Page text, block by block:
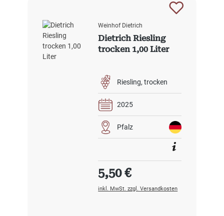
Weinhof Dietrich
Dietrich Riesling
trocken 1,00 Liter
Riesling trocken
2025
Pfalz
Regulärer Preis:
5,50 €
inkl. MwSt. zzgl. Versandkosten